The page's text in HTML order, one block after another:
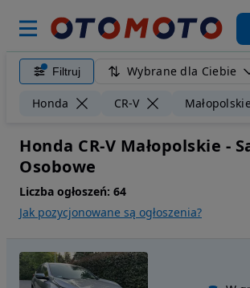
Filtruj Wybrane dla Ciebie
Honda CR-V Małopolskie
Honda CR-V Małopolskie -
Osobowe
Liczba ogłoszeń: 64
Jak pozycjonowane są ogłoszenia?